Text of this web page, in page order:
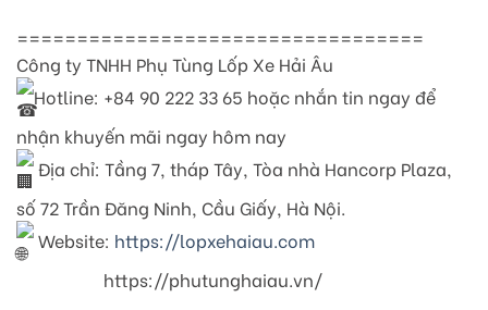
==================================
Công ty TNHH Phụ Tùng Lốp Xe Hải Âu
Hotline: +84 90 222 33 65 hoặc nhắn tin ngay để
nhận khuyến mãi ngay hôm nay
Địa chỉ: Tầng 7, tháp Tây, Tòa nhà Hancorp Plaza,
số 72 Trần Đăng Ninh, Cầu Giấy, Hà Nội.
Website: https://lopxehaiau.com
https://phutunghaiau.vn/